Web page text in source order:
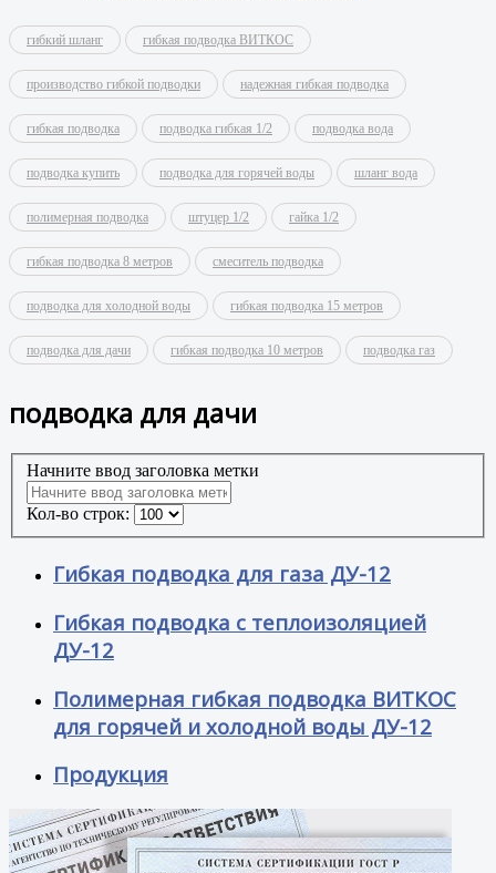
гибкий шланг гибкая подводка ВИТКОС
производство гибкой подводки надежная гибкая подводка
гибкая подводка подводка гибкая 1/2 подводка вода
подводка купить подводка для горячей воды шланг вода
полимерная подводка штуцер 1/2 гайка 1/2
гибкая подводка 8 метров смеситель подводка
подводка для холодной воды гибкая подводка 15 метров
подводка для дачи гибкая подводка 10 метров подводка газ
подводка для дачи
Начните ввод заголовка метки
Кол-во строк:
Гибкая подводка для газа ДУ-12
Гибкая подводка с теплоизоляцией
ДУ-12
Полимерная гибкая подводка ВИТКОС
для горячей и холодной воды ДУ-12
Продукция